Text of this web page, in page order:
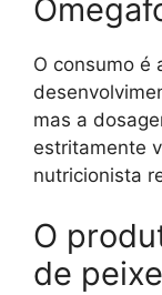
O consumo é
mas a
estritamente
nutricionista
O
de